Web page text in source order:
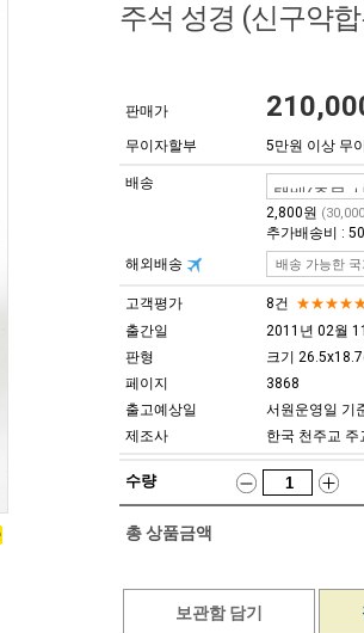
주석 성경 (신구약합
판매가
무이자할부 5만원 이상 무
배송
2,800원
추가배송비 :
해외배송 배송 가능한 국
고객평가 8건
출간일
2011년 02월
판형
크기
페이지
3868
출고예상일
서원운영일 기
제조사
한국 천주교 주
수량
총 상품금액
보관함 담기